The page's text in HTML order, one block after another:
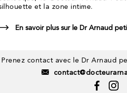
et la zone intime.
En savoir plus sur le Dr Arnaud
Prenez contact avec le Dr Arnaud